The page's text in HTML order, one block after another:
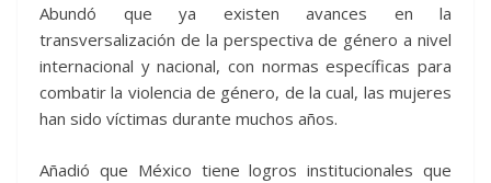
Abundó que ya existen avances en la
transversalización de la perspectiva de género a nivel
internacional y nacional, con normas específicas para
combatir la violencia de género, de la cual, las mujeres
han sido víctimas durante muchos años.
Añadió que México tiene logros institucionales que